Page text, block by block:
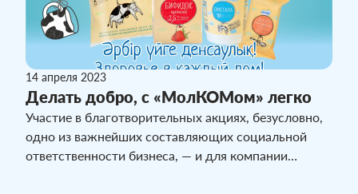
14 апреля 2023
Делать добро, с «МолКОМом» легко
Участие в благотворительных акциях, безусловно,
одно из важнейших составляющих социальной
ответственности бизнеса, — и для компании